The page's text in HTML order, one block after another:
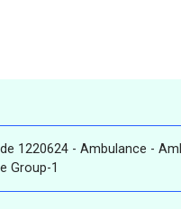
1220624 - Ambulance -
Group-1